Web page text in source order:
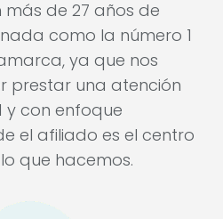
más de 27 años de
como la número 1
ya que nos
prestar una atención
con enfoque
el afiliado es el centro
que hacemos.